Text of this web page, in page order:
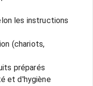
les instructions
(chariots,
préparés
et d'hygiène